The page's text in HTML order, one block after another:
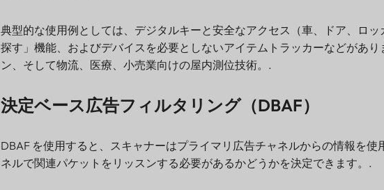
典型的な使用例としては、デジタルキーと安全なアクセス（車、ドア、ロ
探す」機能、およびデバイスを必要としないアイテムトラッカーなどがあり
ン、そして物流、医療、小売業向けの屋内測位技術。.
決定ベース広告フィルタリング（DBAF）
DBAF を使用すると、スキャナーはプライマリ広告チャネルからの情報を使
ネルで関連パケットをリッスンする必要があるかどうかを決定できます。.